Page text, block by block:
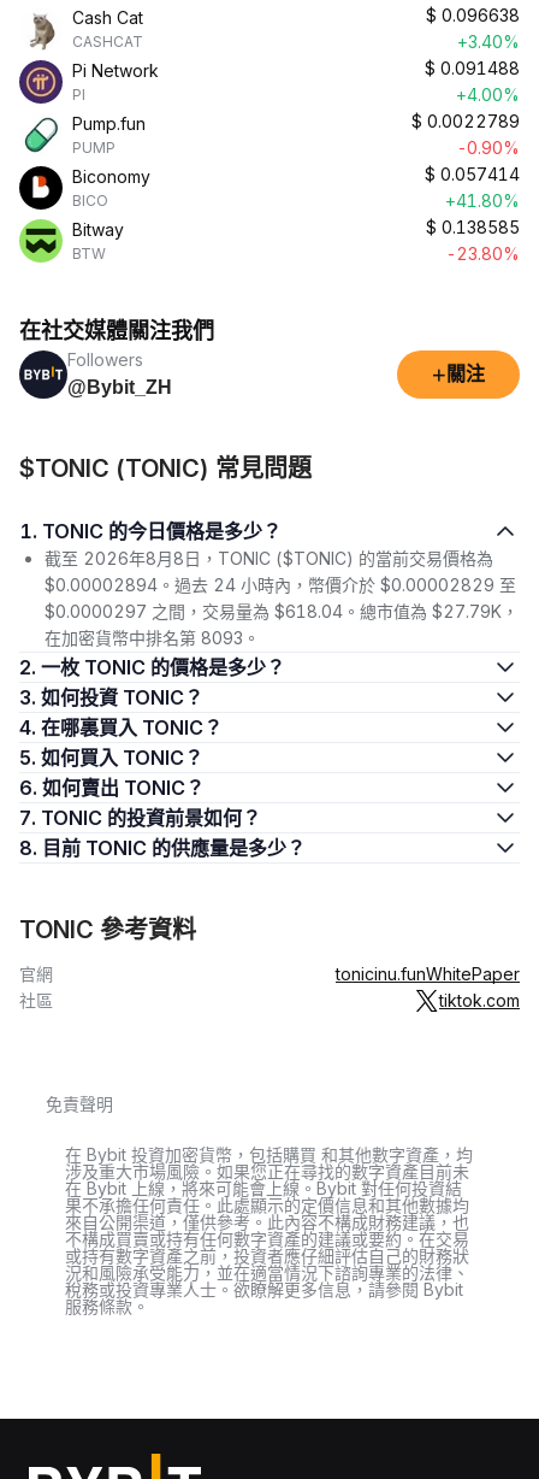
Cash Cat
CASHCAT
$ 0.096638
+3.40%
Pi Network
PI
$ 0.091488
+4.00%
Pump.fun
PUMP
$ 0.0022789
-0.90%
Biconomy
BICO
$ 0.057414
+41.80%
Bitway
BTW
$ 0.138585
-23.80%
在社交媒體關注我們
Followers
@Bybit_ZH
+ 關注
$TONIC (TONIC) 常見問題
1. TONIC 的今日價格是多少？
截至 2026年8月8日，TONIC ($TONIC) 的當前交易價格為
$0.00002894。過去 24 小時內，幣價介於 $0.00002829 至
$0.0000297 之間，交易量為 $618.04。總市值為 $27.79K，
在加密貨幣中排名第 8093。
2. 一枚 TONIC 的價格是多少？
3. 如何投資 TONIC？
4. 在哪裏買入 TONIC？
5. 如何買入 TONIC？
6. 如何賣出 TONIC？
7. TONIC 的投資前景如何？
8. 目前 TONIC 的供應量是多少？
TONIC 參考資料
官網 tonicinu.funWhitePaper
社區
tiktok.com
免責聲明
在 Bybit 投資加密貨幣，包括購買 和其他數字資產，均
涉及重大市場風險。如果您正在尋找的數字資產目前未
在 Bybit 上線，將來可能會上線。Bybit 對任何投資結
果不承擔任何責任。此處顯示的定價信息和其他數據均
來自公開渠道，僅供參考。此內容不構成財務建議，也
不構成買賣或持有任何數字資產的建議或要約。在交易
或持有數字資產之前，投資者應仔細評估自己的財務狀
況和風險承受能力，並在適當情況下諮詢專業的法律、
稅務或投資專業人士。欲瞭解更多信息，請參閱 Bybit
服務條款。